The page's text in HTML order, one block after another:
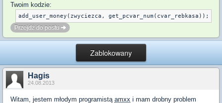
Twoim kodzie:
add_user_money(zwyciezca, get_pcvar_num(cvar_rebkasa));
Przejdź do postu
Zablokowany
Hagis
24.08.2013
Witam, jestem młodym programistą amxx i mam drobny problem